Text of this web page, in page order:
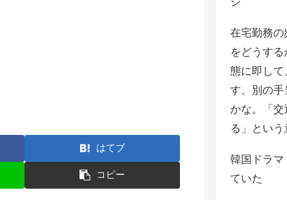
はてブ
コピー
在宅勤務の
をどうす
態に即して
す、別の
かな。「
る」という
韓国ドラ
ていた